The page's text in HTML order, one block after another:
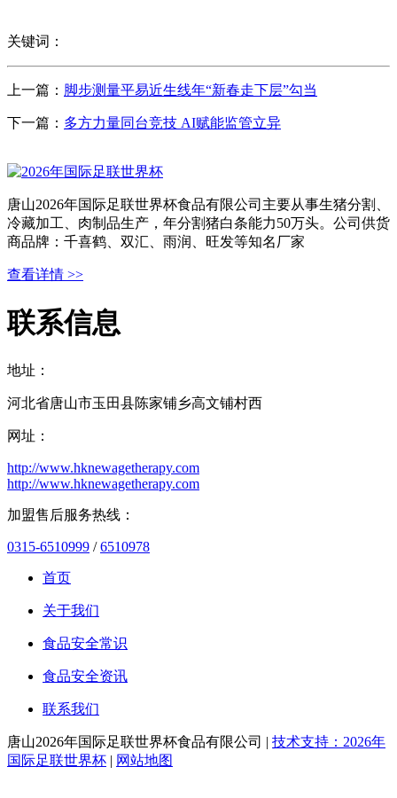
关键词：
上一篇： 脚步测量平易近生线年“新春走下层”勾当
下一篇： 多方力量同台竞技 AI赋能监管立异
唐山2026年国际足联世界杯食品有限公司主要从事生猪分割、
冷藏加工、肉制品生产，年分割猪白条能力50万头。公司供货
商品牌：千喜鹤、双汇、雨润、旺发等知名厂家
查看详情 >>
联系信息
地址：
河北省唐山市玉田县陈家铺乡高文铺村西
网址：
http://www.hknewagetherapy.com
http://www.hknewagetherapy.com
加盟售后服务热线：
0315-6510999 /6510978
首页
关于我们
食品安全常识
食品安全资讯
联系我们
唐山2026年国际足联世界杯食品有限公司 | 技术支持：2026年
国际足联世界杯 | 网站地图